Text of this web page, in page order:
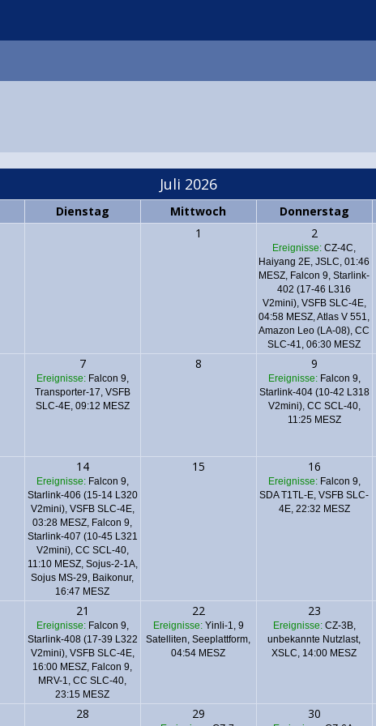
Juli 2026
Dienstag Mittwoch Donnerstag
1 2
Ereignisse: CZ-4C,
Haiyang 2E, JSLC, 01:46
MESZ, Falcon 9, Starlink-
402 (17-46 L316
V2mini), VSFB SLC-4E,
04:58 MESZ,Atlas V 551,
Amazon Leo (LA-08), CC
SLC-41, 06:30 MESZ
7
Ereignisse: Falcon 9,
Transporter-17, VSFB
SLC-4E, 09:12 MESZ
8 9
Ereignisse: Falcon 9,
Starlink-404 (10-42 L318
V2mini), CC SCL-40,
11:25 MESZ
14
Ereignisse: Falcon 9,
Starlink-406 (15-14 L320
V2mini), VSFB SLC-4E,
03:28 MESZ, Falcon 9,
Starlink-407 (10-45 L321
V2mini), CC SCL-40,
11:10 MESZ, Sojus-2-1A,
Sojus MS-29, Baikonur,
16:47 MESZ
15 16
Ereignisse: Falcon 9,
SDA T1TL-E, VSFB SLC-
4E, 22:32 MESZ
21
Ereignisse: Falcon 9,
Starlink-408 (17-39 L322
V2mini), VSFB SLC-4E,
16:00 MESZ, Falcon 9,
MRV-1, CC SLC-40,
23:15 MESZ
22
Ereignisse:Yinli-1, 9
Satelliten, Seeplattform,
04:54 MESZ
23
Ereignisse:CZ-3B,
unbekannte Nutzlast,
XSLC, 14:00 MESZ
28 29 30